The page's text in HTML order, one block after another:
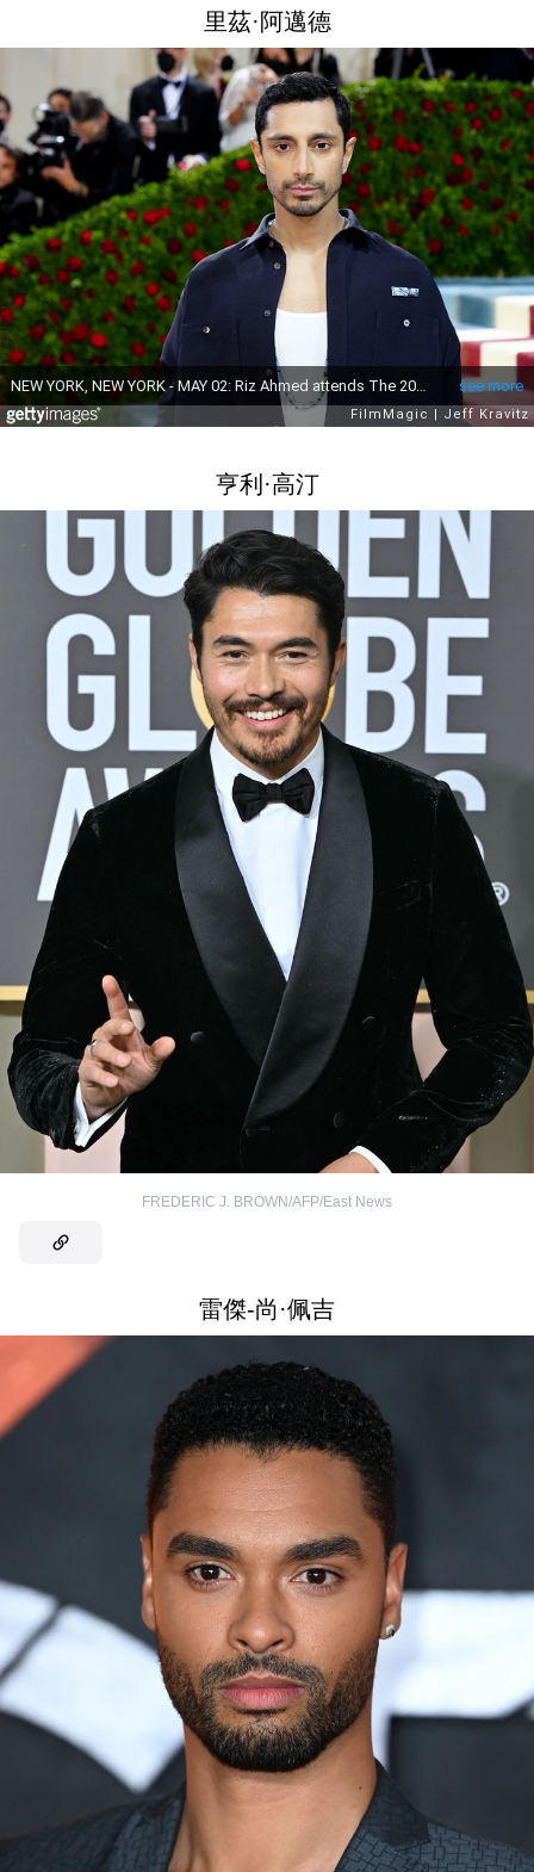
里茲·阿邁德
亨利·高汀
FREDERIC J. BROWN/AFP/East News
雷傑-尚·佩吉